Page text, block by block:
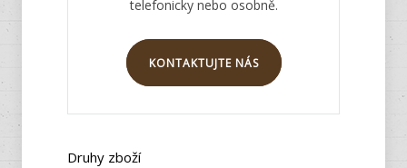
telefonicky nebo osobně.
KONTAKTUJTE NÁS
Druhy zboží